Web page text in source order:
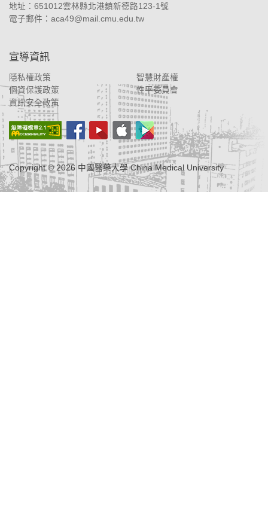
地址： 651012雲林縣北港鎮新德路123-1號
電子郵件： aca49@mail.cmu.edu.tw
宣導資訊
隱私權政策
智慧財產權
個資保護政策
性平委員會
資訊安全政策
Copyright ©2026 中國醫藥大學 China Medical University